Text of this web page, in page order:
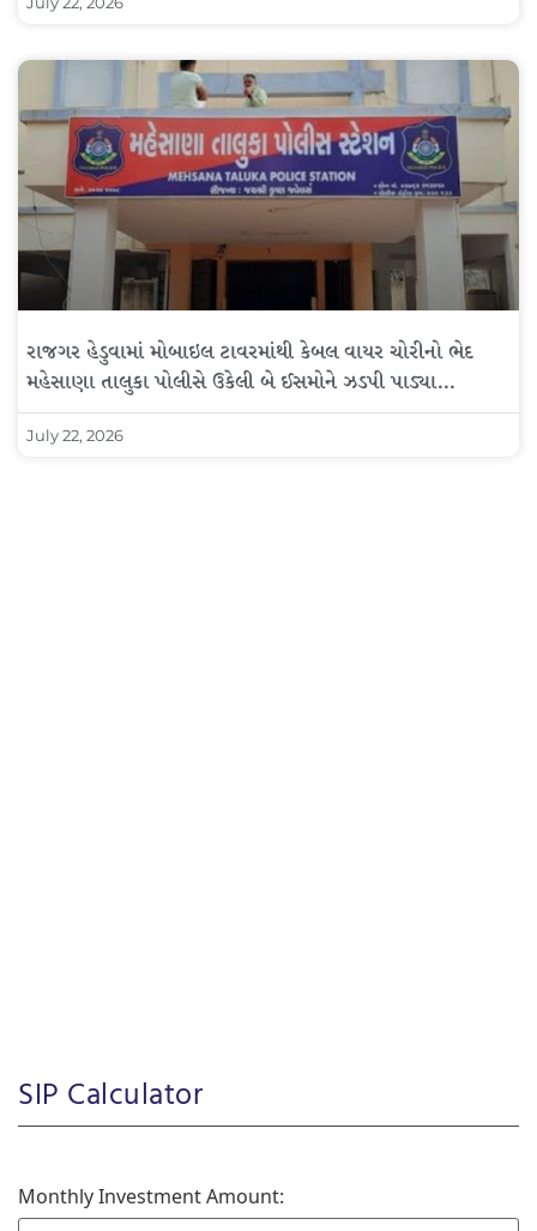
રાજગર હેડુવામાં મોબાઇલ ટાવરમાંથી કેબલ વાયર ચોરીનો ભેદ
મહેસાણા તાલુકા પોલીસે ઉકેલી બે ઈસમોને ઝડપી પાડ્યા…
July 22, 2026
SIP Calculator
Monthly Investment Amount: